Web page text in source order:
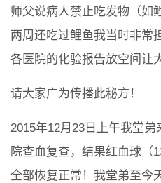
师父说病人禁止吃发物（如
两周还吃过鲤鱼我当时非常
各医院的化验报告放空间让
请大家广为传播此秘方！
2015年12月23日上午我堂
院查血复查，结果红血球（
全部恢复正常！我堂弟至今